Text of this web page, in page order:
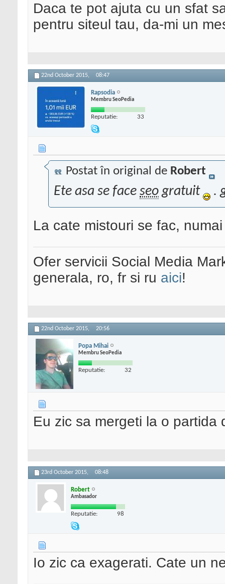
Daca te pot ajuta cu un sfat
pentru siteul tau, da-mi un
22nd October 2015, 08:47
Rapsodia
Membru SeoPedia
Reputatie: 33
Postat în original de Robert
Ete asa se face seogratuit .
La cate mistouri se fac,
Ofer servicii Social Media
generala, ro, fr si ru aici!
22nd October 2015, 20:56
Popa Mihai
Membru SeoPedia
Reputatie: 32
Eu zic sa mergeti la o partida
23rd October 2015, 08:48
Robert
Ambasador
Reputatie: 98
Io zic ca exagerati. Cate un